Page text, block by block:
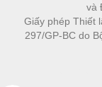
và
Giấy phép Thiết
297/GP-BC do